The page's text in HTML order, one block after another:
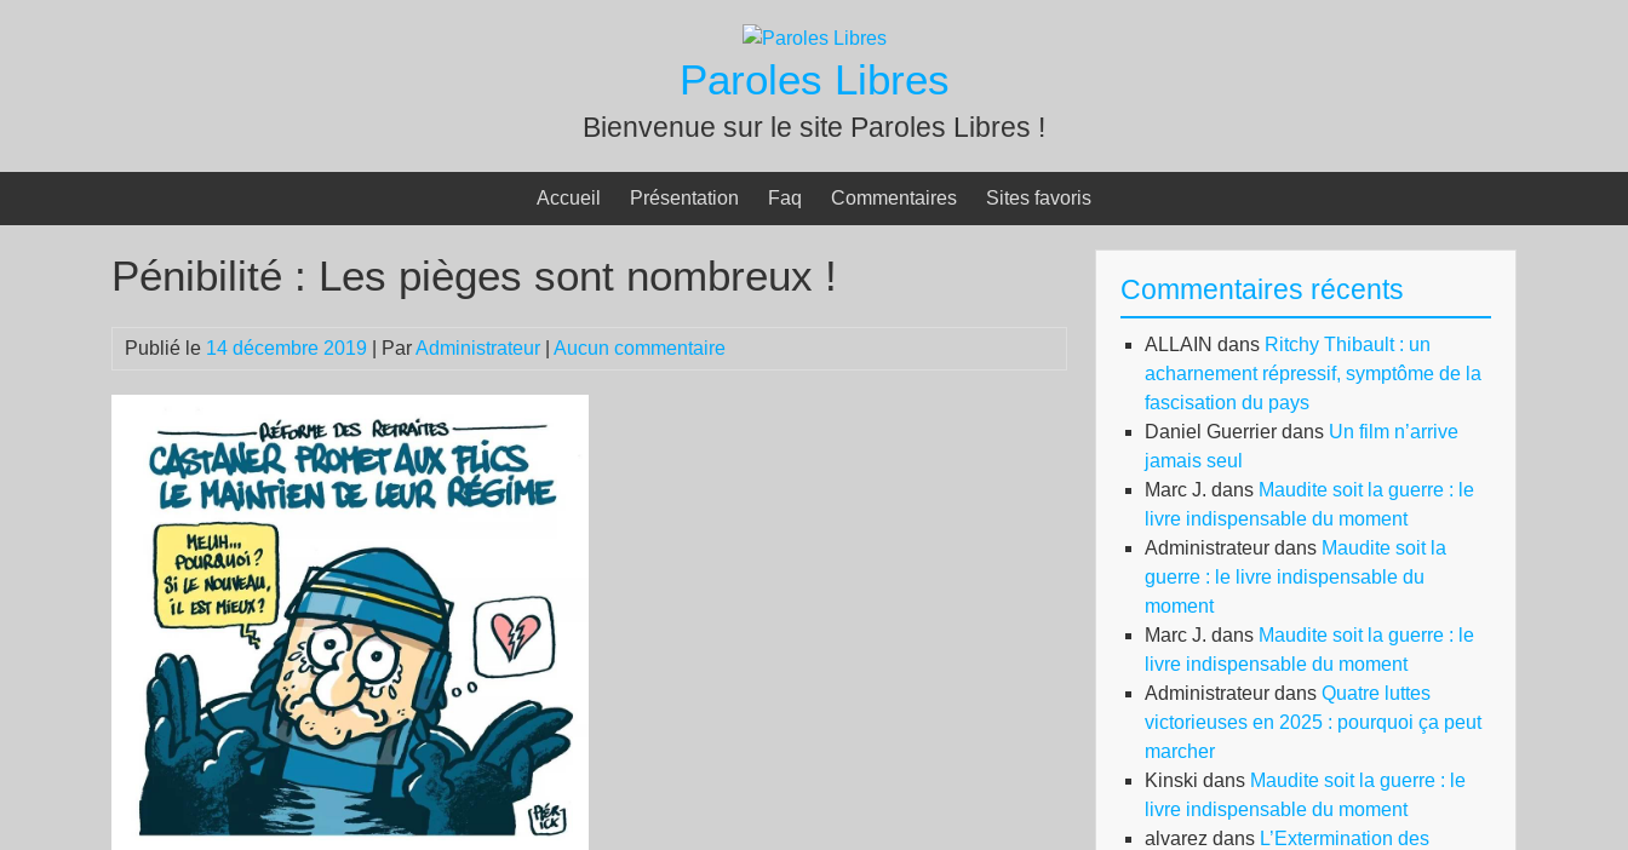
Paroles Libres
Bienvenue sur le site Paroles Libres !
Accueil Présentation Faq Commentaires Sites favoris
Pénibilité : Les pièges sont nombreux !
Publié le 14 décembre 2019 | ParAdministrateur Aucun commentaire
Commentaires récents
ALLAIN dans Ritchy Thibault : un
acharnement répressif, symptôme de la
fascisation du pays
Daniel Guerrier dans Un film n’arrive
jamais seul
Marc J. dans Maudite soit la guerre : le
livre indispensable du moment
Administrateur dans Maudite soit la
guerre : le livre indispensable du
moment
Marc J. dans Maudite soit la guerre : le
livre indispensable du moment
Administrateur dans Quatre luttes
victorieuses en 2025 : pourquoi ça peut
marcher
Kinski dans Maudite soit la guerre : le
livre indispensable du moment
alvarez dans L’Extermination des